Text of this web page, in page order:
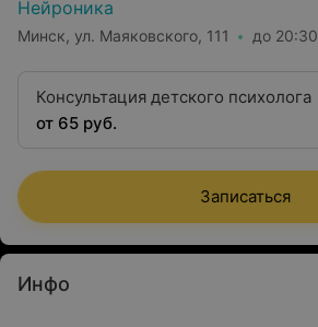
Нейроника
Минск, ул. Маяковского, 111 до 20:30
Консультация детского психолога
от 65 руб.
Записаться
Инфо